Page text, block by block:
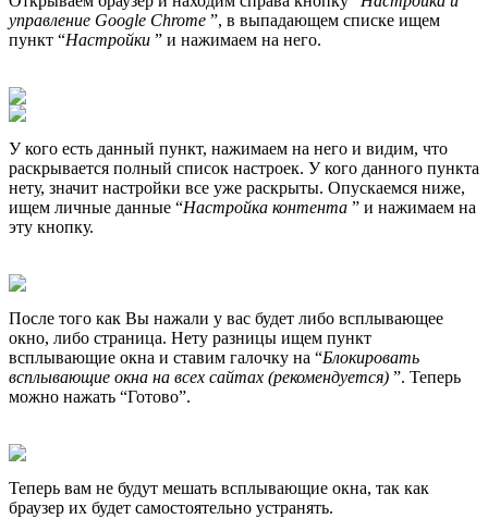
управление Google Chrome ”, в выпадающем списке ищем
пункт “Настройки ” и нажимаем на него.
У кого есть данный пункт, нажимаем на него и видим, что
раскрывается полный список настроек. У кого данного пункта
нету, значит настройки все уже раскрыты. Опускаемся ниже,
ищем личные данные “Настройка контента ” и нажимаем на
эту кнопку.
После того как Вы нажали у вас будет либо всплывающее
окно, либо страница. Нету разницы ищем пункт
всплывающие окна и ставим галочку на “Блокировать
всплывающие окна на всех сайтах (рекомендуется) ”. Теперь
можно нажать “Готово”.
Теперь вам не будут мешать всплывающие окна, так как
браузер их будет самостоятельно устранять.